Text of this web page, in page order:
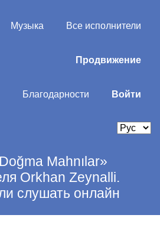
Музыка Все исполнители
Продвижение
Благодарности Войти
Mahnılar»
Orkhan Zeynalli.
слушать онлайн